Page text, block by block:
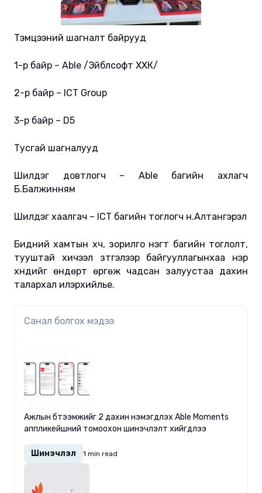
Тэмцээний шагналт байрууд
1-р байр – Able /Эйблсофт ХХК/
2-р байр – ICT Group
3-р байр – D5
Тусгай шагналууд
Шилдэг довтлогч – Able багийн ахлагч
Б.Балжинням
Шилдэг хаалгач – ICT багийн тоглогч н.Алтангэрэл
Бидний хамтын хүч, зорилго нэгт багийн тоглолт,
тууштай хичээл зүтгэлээр байгууллагынхаа нэр
хүндийг өндөрт өргөж чадсан залуустаа дахин
талархал илэрхийлье.
Санал болгох мэдээ
Ажлын бүтээмжийг 2 дахин нэмэгдүүлэх Able Moments
аппликейшний томоохон шинэчлэлт хийгдлээ
Шинэчлэл 1 min read